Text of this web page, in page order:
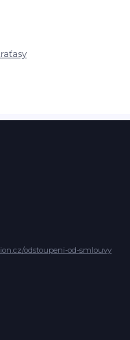
odstoupeni-od-smlouvy